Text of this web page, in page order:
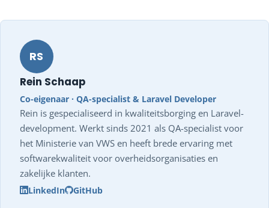
RS
Rein Schaap
Co-eigenaar · QA-specialist & Laravel Developer
Rein is gespecialiseerd in kwaliteitsborging en Laravel-
development. Werkt sinds 2021 als QA-specialist voor
het Ministerie van VWS en heeft brede ervaring met
softwarekwaliteit voor overheidsorganisaties en
zakelijke klanten.
LinkedIn GitHub